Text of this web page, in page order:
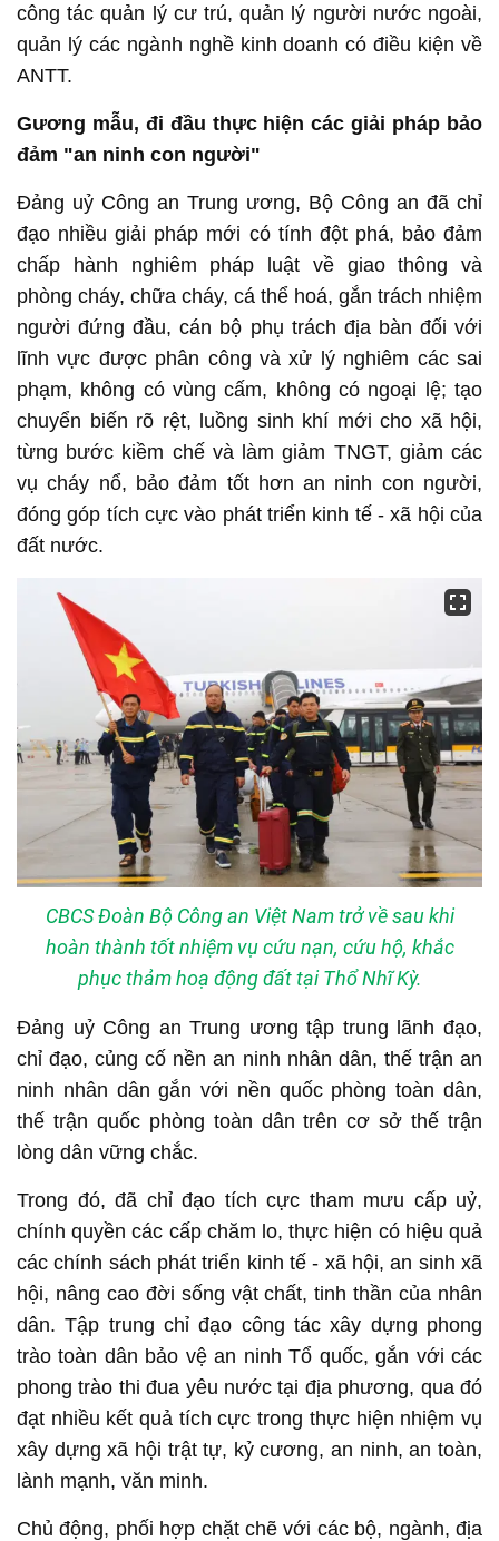
công tác quản lý cư trú, quản lý người nước ngoài,
quản lý các ngành nghề kinh doanh có điều kiện về
ANTT.
Gương mẫu, đi đầu thực hiện các giải pháp bảo
đảm "an ninh con người"
Đảng uỷ Công an Trung ương, Bộ Công an đã chỉ
đạo nhiều giải pháp mới có tính đột phá, bảo đảm
chấp hành nghiêm pháp luật về giao thông và
phòng cháy, chữa cháy, cá thể hoá, gắn trách nhiệm
người đứng đầu, cán bộ phụ trách địa bàn đối với
lĩnh vực được phân công và xử lý nghiêm các sai
phạm, không có vùng cấm, không có ngoại lệ; tạo
chuyển biến rõ rệt, luồng sinh khí mới cho xã hội,
từng bước kiềm chế và làm giảm TNGT, giảm các
vụ cháy nổ, bảo đảm tốt hơn an ninh con người,
đóng góp tích cực vào phát triển kinh tế - xã hội của
đất nước.
CBCS Đoàn Bộ Công an Việt Nam trở về sau khi
hoàn thành tốt nhiệm vụ cứu nạn, cứu hộ, khắc
phục thảm hoạ động đất tại Thổ Nhĩ Kỳ.
Đảng uỷ Công an Trung ương tập trung lãnh đạo,
chỉ đạo, củng cố nền an ninh nhân dân, thế trận an
ninh nhân dân gắn với nền quốc phòng toàn dân,
thế trận quốc phòng toàn dân trên cơ sở thế trận
lòng dân vững chắc.
Trong đó, đã chỉ đạo tích cực tham mưu cấp uỷ,
chính quyền các cấp chăm lo, thực hiện có hiệu quả
các chính sách phát triển kinh tế - xã hội, an sinh xã
hội, nâng cao đời sống vật chất, tinh thần của nhân
dân. Tập trung chỉ đạo công tác xây dựng phong
trào toàn dân bảo vệ an ninh Tổ quốc, gắn với các
phong trào thi đua yêu nước tại địa phương, qua đó
đạt nhiều kết quả tích cực trong thực hiện nhiệm vụ
xây dựng xã hội trật tự, kỷ cương, an ninh, an toàn,
lành mạnh, văn minh.
Chủ động, phối hợp chặt chẽ với các bộ, ngành, địa